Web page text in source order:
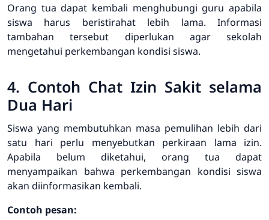
Orang tua dapat kembali menghubungi guru apabila
siswa harus beristirahat lebih lama. Informasi
tambahan tersebut diperlukan agar sekolah
mengetahui perkembangan kondisi siswa.
4. Contoh Chat Izin Sakit selama
Dua Hari
Siswa yang membutuhkan masa pemulihan lebih dari
satu hari perlu menyebutkan perkiraan lama izin.
Apabila belum diketahui, orang tua dapat
menyampaikan bahwa perkembangan kondisi siswa
akan diinformasikan kembali.
Contoh pesan: